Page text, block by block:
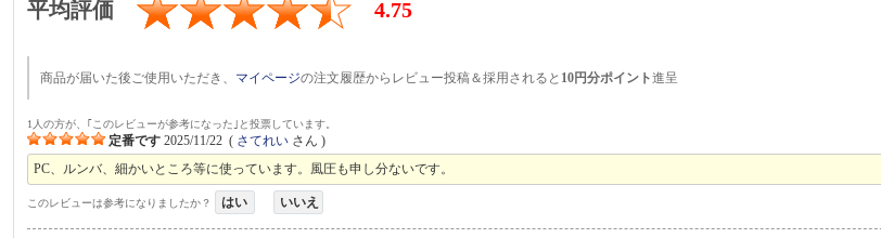
平均評価 4.75
商品が届いた後ご使用いただき、 マイページの注文履歴からレビュー投稿＆採用されると 10円分ポイント進呈
1人の方が、｢このレビューが参考になった｣と投票しています。
定番です 2025/11/22 ( さてれい さん )
PC、ルンバ、細かいところ等に使っています。風圧も申し分ないです。
このレビューは参考になりましたか？ はい いいえ